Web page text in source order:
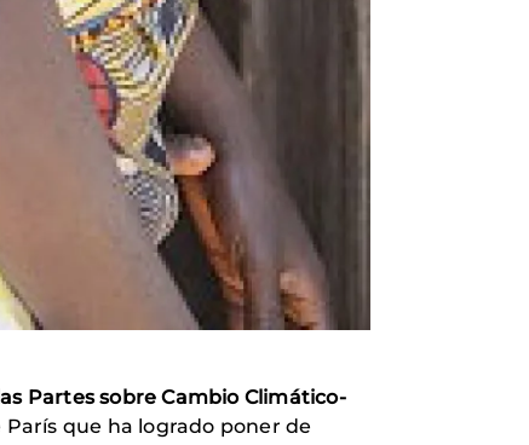
Partes sobre Cambio Climático-
que ha logrado poner de